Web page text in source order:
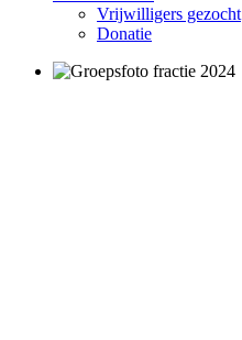
Vrijwilligers gezocht
Donatie